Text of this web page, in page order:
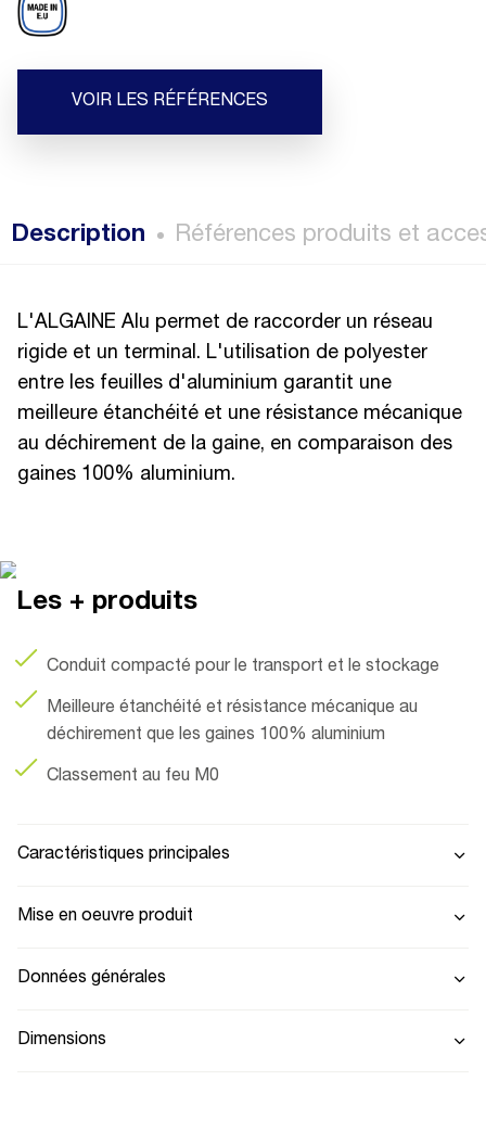
VOIR LES RÉFÉRENCES
Description Références produits et
L'ALGAINE Alu permet de raccorder un réseau
rigide et un terminal. L'utilisation de polyester
entre les feuilles d'aluminium garantit une
meilleure étanchéité et une résistance mécanique
au déchirement de la gaine, en comparaison des
gaines 100% aluminium.
Les + produits
Conduit compacté pour le transport et le stockage
Meilleure étanchéité et résistance mécanique au
déchirement que les gaines 100% aluminium
Classement au feu M0
Caractéristiques principales
Mise en oeuvre produit
Données générales
Dimensions